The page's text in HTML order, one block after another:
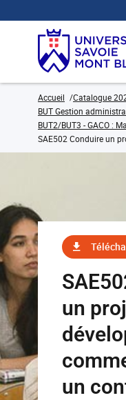
Accueil Catalogue
BUT Gestion
BUT2/BUT3 - GACO :
SAE502 Conduire un
un
un